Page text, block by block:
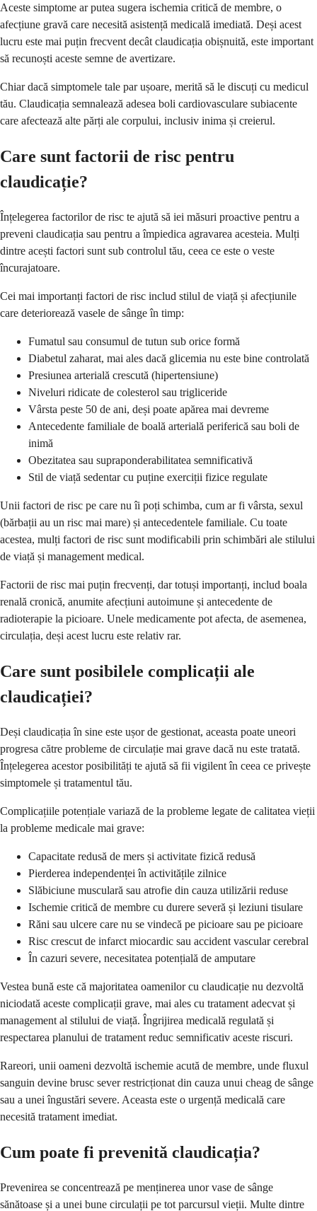
Aceste simptome ar putea sugera ischemia critică de membre, o
afecțiune gravă care necesită asistență medicală imediată. Deși acest
lucru este mai puțin frecvent decât claudicația obișnuită, este important
să recunoști aceste semne de avertizare.
Chiar dacă simptomele tale par ușoare, merită să le discuți cu medicul
tău. Claudicația semnalează adesea boli cardiovasculare subiacente
care afectează alte părți ale corpului, inclusiv inima și creierul.
Care sunt factorii de risc pentru
claudicație?
Înțelegerea factorilor de risc te ajută să iei măsuri proactive pentru a
preveni claudicația sau pentru a împiedica agravarea acesteia. Mulți
dintre acești factori sunt sub controlul tău, ceea ce este o veste
încurajatoare.
Cei mai importanți factori de risc includ stilul de viață și afecțiunile
care deteriorează vasele de sânge în timp:
Fumatul sau consumul de tutun sub orice formă
Diabetul zaharat, mai ales dacă glicemia nu este bine controlată
Presiunea arterială crescută (hipertensiune)
Niveluri ridicate de colesterol sau trigliceride
Vârsta peste 50 de ani, deși poate apărea mai devreme
Antecedente familiale de boală arterială periferică sau boli de
inimă
Obezitatea sau supraponderabilitatea semnificativă
Stil de viață sedentar cu puține exerciții fizice regulate
Unii factori de risc pe care nu îi poți schimba, cum ar fi vârsta, sexul
(bărbații au un risc mai mare) și antecedentele familiale. Cu toate
acestea, mulți factori de risc sunt modificabili prin schimbări ale stilului
de viață și management medical.
Factorii de risc mai puțin frecvenți, dar totuși importanți, includ boala
renală cronică, anumite afecțiuni autoimune și antecedente de
radioterapie la picioare. Unele medicamente pot afecta, de asemenea,
circulația, deși acest lucru este relativ rar.
Care sunt posibilele complicații ale
claudicației?
Deși claudicația în sine este ușor de gestionat, aceasta poate uneori
progresa către probleme de circulație mai grave dacă nu este tratată.
Înțelegerea acestor posibilități te ajută să fii vigilent în ceea ce privește
simptomele și tratamentul tău.
Complicațiile potențiale variază de la probleme legate de calitatea vieții
la probleme medicale mai grave:
Capacitate redusă de mers și activitate fizică redusă
Pierderea independenței în activitățile zilnice
Slăbiciune musculară sau atrofie din cauza utilizării reduse
Ischemie critică de membre cu durere severă și leziuni tisulare
Răni sau ulcere care nu se vindecă pe picioare sau pe picioare
Risc crescut de infarct miocardic sau accident vascular cerebral
În cazuri severe, necesitatea potențială de amputare
Vestea bună este că majoritatea oamenilor cu claudicație nu dezvoltă
niciodată aceste complicații grave, mai ales cu tratament adecvat și
management al stilului de viață. Îngrijirea medicală regulată și
respectarea planului de tratament reduc semnificativ aceste riscuri.
Rareori, unii oameni dezvoltă ischemie acută de membre, unde fluxul
sanguin devine brusc sever restricționat din cauza unui cheag de sânge
sau a unei îngustări severe. Aceasta este o urgență medicală care
necesită tratament imediat.
Cum poate fi prevenită claudicația?
Prevenirea se concentrează pe menținerea unor vase de sânge
sănătoase și a unei bune circulații pe tot parcursul vieții. Multe dintre